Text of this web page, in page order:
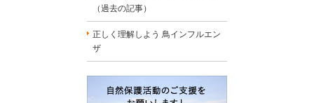
（過去の記事）
正しく理解しよう 鳥インフルエン
ザ